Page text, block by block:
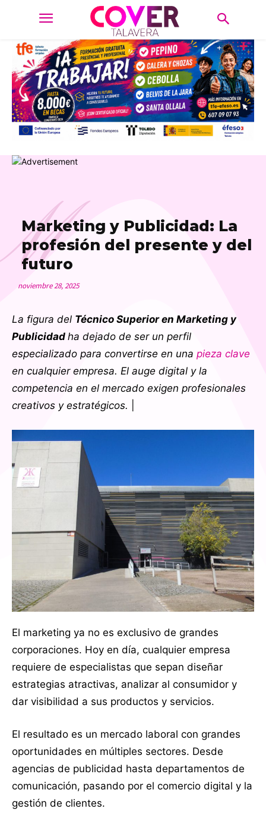
Marketing y Publicidad: La
profesión del presente y del
futuro
noviembre 28, 2025
La figura del Técnico Superior en Marketing y
Publicidad ha dejado de ser un perfil
especializado para convertirse en una pieza clave
en cualquier empresa. El auge digital y la
competencia en el mercado exigen profesionales
creativos y estratégicos.
El marketing ya no es exclusivo de grandes
corporaciones. Hoy en día, cualquier empresa
requiere de especialistas que sepan diseñar
estrategias atractivas, analizar al consumidor y
dar visibilidad a sus productos y servicios.
El resultado es un mercado laboral con grandes
oportunidades en múltiples sectores. Desde
agencias de publicidad hasta departamentos de
comunicación, pasando por el comercio digital y la
gestión de clientes.